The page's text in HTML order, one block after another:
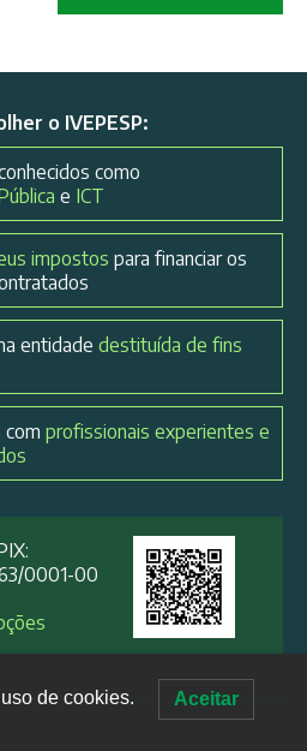
o IVEPESP:
como
e ICT
impostos para financiar os
entidadedestituída de fins
com profissionais experientes e
0001-00​
de cookies. Aceitar